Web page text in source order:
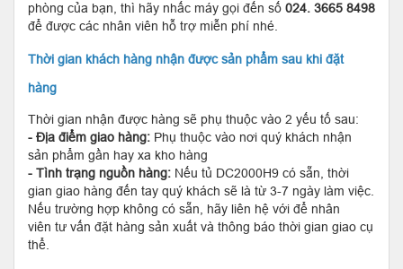
phòng của bạn, thì hãy nhấc máy gọi đến số 024. 3665 8498
để được các nhân viên hỗ trợ miễn phí nhé.
Thời gian khách hàng nhận được sản phẩm sau khi đặt
hàng
Thời gian nhận được hàng sẽ phụ thuộc vào 2 yếu tố sau:
- Địa điểm giao hàng: Phụ thuộc vào nơi quý khách nhận
sản phẩm gần hay xa kho hàng
- Tình trạng nguồn hàng: Nếu tủ DC2000H9 có sẵn, thời
gian giao hàng đến tay quý khách sẽ là từ 3-7 ngày làm việc.
Nếu trường hợp không có sẵn, hãy liên hệ với để nhân
viên tư vấn đặt hàng sản xuất và thông báo thời gian giao cụ
thể.